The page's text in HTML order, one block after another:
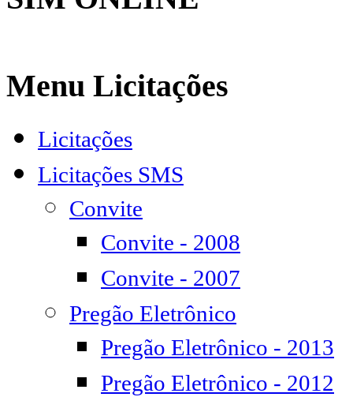
Menu Licitações
Licitações
Licitações SMS
Convite
Convite - 2008
Convite - 2007
Pregão Eletrônico
Pregão Eletrônico - 2013
Pregão Eletrônico - 2012